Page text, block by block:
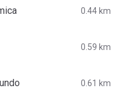
0.44 km
0.59 km
0.61 km